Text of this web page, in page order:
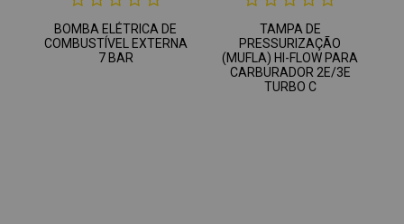
BOMBA ELÉTRICA DE
COMBUSTÍVEL EXTERNA
7 BAR
TAMPA DE
PRESSURIZAÇÃO
(MUFLA) HI-FLOW PARA
CARBURADOR 2E/3E
TURBO C